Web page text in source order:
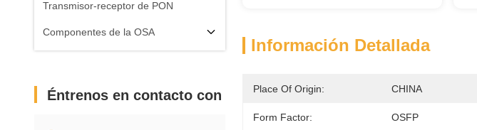
Transmisor-receptor de PON
Componentes de la OSA
Éntrenos en contacto con
Información Detallada
Place Of Origin: CHINA
Form Factor: OSFP